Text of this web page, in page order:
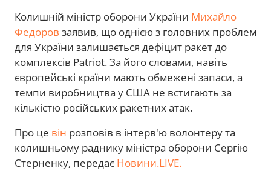
Колишній міністр оборони України Михайло
Федоров заявив, що однією з головних проблем
для України залишається дефіцит ракет до
комплексів Patriot. За його словами, навіть
європейські країни мають обмежені запаси, а
темпи виробництва у США не встигають за
кількістю російських ракетних атак.
Про це він розповів в інтерв'ю волонтеру та
колишньому раднику міністра оборони Сергію
Стерненку, передає Новини.LIVE.